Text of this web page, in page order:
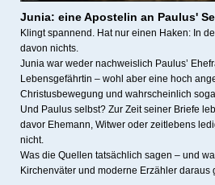
Junia: eine Apostelin an Paulus'
Klingt spannend. Hat nur einen Haken: In
davon nichts.
Junia war weder nachweislich Paulus’
Lebensgefährtin – wohl aber eine hoch
Christusbewegung und wahrscheinlich
Und Paulus selbst? Zur Zeit seiner Briefe
davor Ehemann, Witwer oder zeitlebens
nicht.
Was die Quellen tatsächlich sagen – und
Kirchenväter und moderne Erzähler daraus